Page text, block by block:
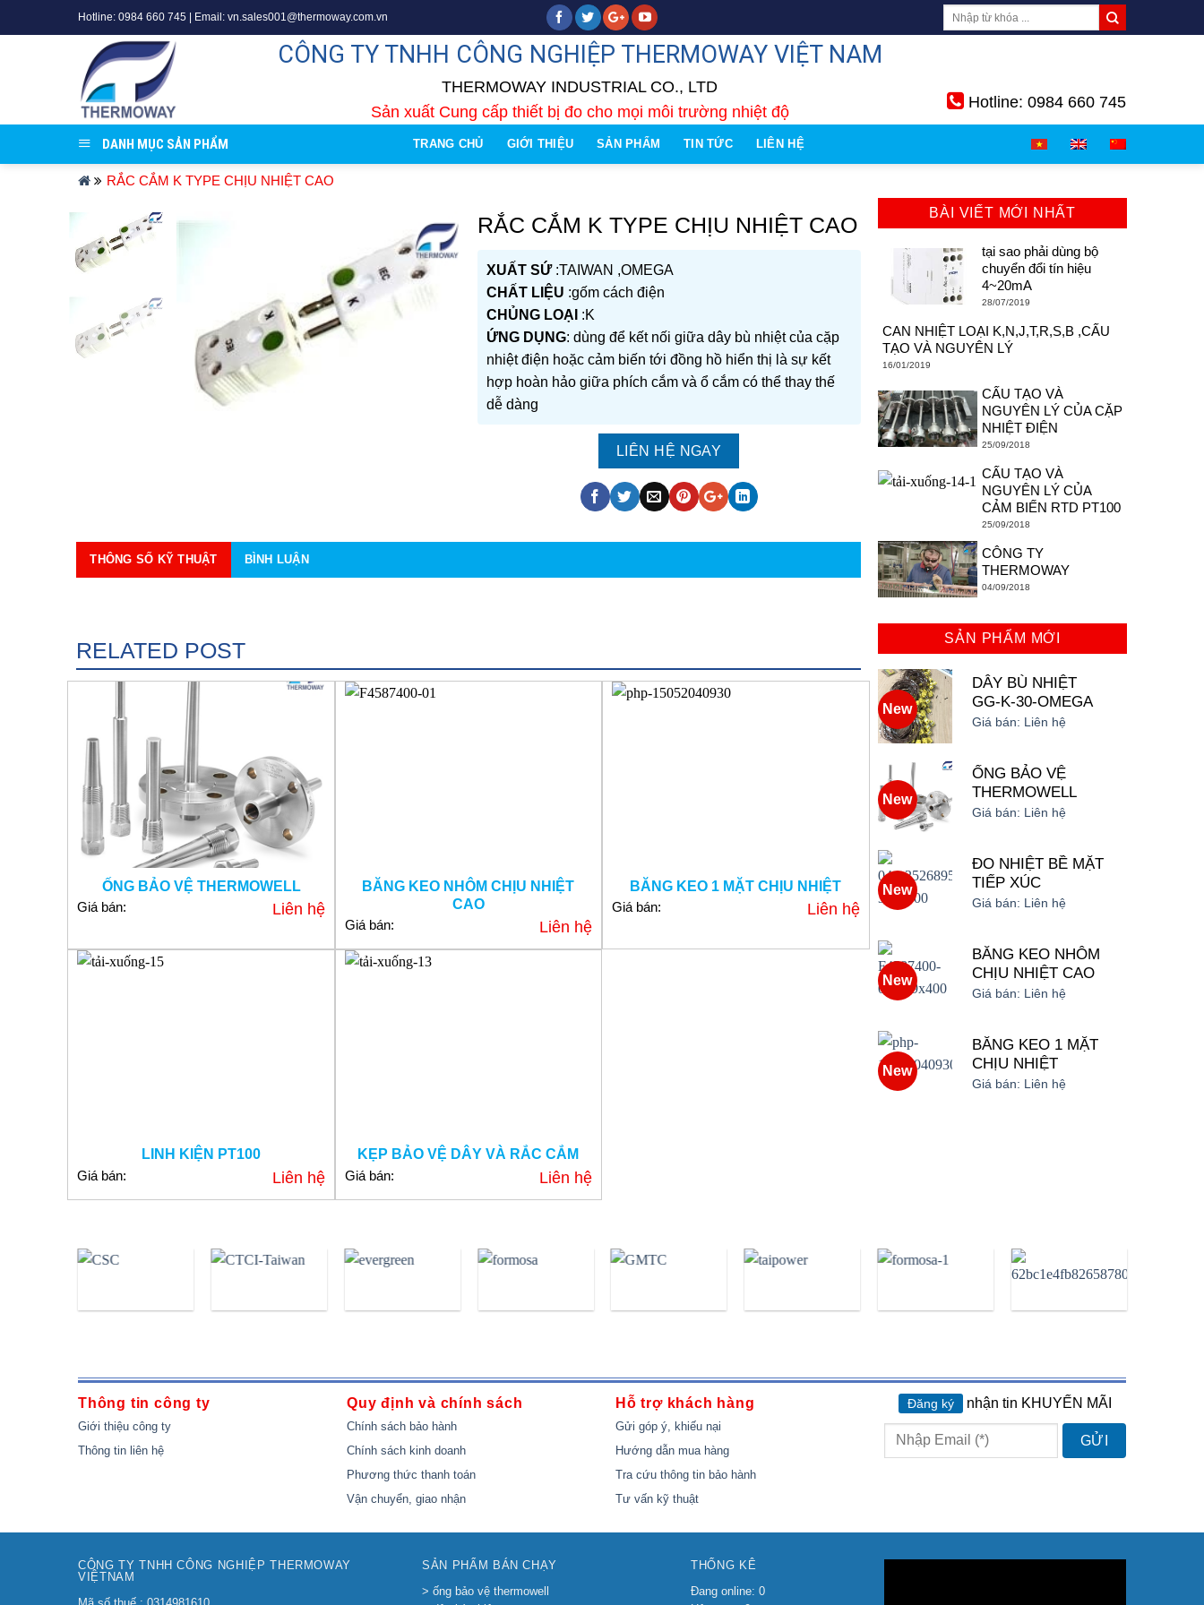
to
Hotline: 0984 660 745 | Email: vn.sales001@thermoway.com.vn
CÔNG TY TNHH CÔNG NGHIỆP THERMOWAY VIỆT NAM
THERMOWAY INDUSTRIAL CO., LTD
Sản xuất Cung cấp thiết bị đo cho mọi môi trường nhiệt độ
Hotline: 0984 660 745
DANH MỤC SẢN PHẨM TRANG CHỦ GIỚI THIỆU SẢN PHẨM TIN TỨC LIÊN HỆ
RẮC CẮM K TYPE CHỊU NHIỆT CAO
RẮC CẮM K TYPE CHỊU NHIỆT CAO
XUẤT SỨ:TAIWAN ,OMEGA
CHẤT LIỆU :gốm cách điện
CHỦNG LOẠI :K
ỨNG DỤNG: dùng để kết nối giữa dây bù nhiệt của cặp
nhiệt điện hoặc cảm biến tới đồng hồ hiển thị là sự kết
hợp hoàn hảo giữa phích cắm và ổ cắm có thể thay thế
dễ dàng
LIÊN HỆ NGAY
THÔNG SỐ KỸ THUẬT BÌNH LUẬN
RELATED POST
ỐNG BẢO VỆ THERMOWELL
Giá bán:
Liên hệ
BĂNG KEO NHÔM CHỊU NHIỆT
CAO
Giá bán:
Liên hệ
BĂNG KEO 1 MẶT CHỊU NHIỆT
Giá bán:
Liên hệ
LINH KIỆN PT100
Giá bán:
Liên hệ
KẸP BẢO VỆ DÂY VÀ RẮC CẮM
Giá bán:
Liên hệ
BÀI VIẾT MỚI NHẤT
tại sao phải dùng bộ
chuyển đổi tín hiệu
4~20mA
28/07/2019
CAN NHIỆT LOẠI K,N,J,T,R,S,B ,CẤU
TẠO VÀ NGUYÊN LÝ
16/01/2019
CẤU TẠO VÀ
NGUYÊN LÝ CỦA CẶP
NHIỆT ĐIỆN
25/09/2018
CẤU TẠO VÀ
NGUYÊN LÝ CỦA
CẢM BIẾN RTD PT100
25/09/2018
CÔNG TY
THERMOWAY
04/09/2018
SẢN PHẨM MỚI
New
DÂY BÙ NHIỆT
GG-K-30-OMEGA
Giá bán: Liên hệ
New
ỐNG BẢO VỆ
THERMOWELL
Giá bán: Liên hệ
New
ĐO NHIỆT BỀ MẶT
TIẾP XÚC
Giá bán: Liên hệ
New
BĂNG KEO NHÔM
CHỊU NHIỆT CAO
Giá bán: Liên hệ
New
BĂNG KEO 1 MẶT
CHỊU NHIỆT
Giá bán: Liên hệ
Thông tin công ty
Giới thiệu công ty
Thông tin liên hệ
Quy định và chính sách
Chính sách bảo hành
Chính sách kinh doanh
Phương thức thanh toán
Vận chuyển, giao nhận
Hỗ trợ khách hàng
Gửi góp ý, khiếu nại
Hướng dẫn mua hàng
Tra cứu thông tin bảo hành
Tư vấn kỹ thuật
Đăng ký nhận tin KHUYẾN MÃI
CÔNG TY TNHH CÔNG NGHIỆP THERMOWAY
VIỆTNAM
SẢN PHẨM BÁN CHẠY
> ống bảo vệ thermowell
THỐNG KÊ
Đang online: 0